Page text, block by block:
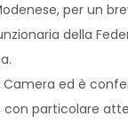
per un
della
Camera ed è
particolare